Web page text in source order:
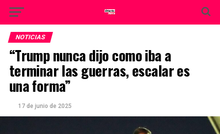
NOTICIAS
“Trump nunca dijo como iba a
terminar las guerras, escalar es
una forma”
17 de junio de 2025